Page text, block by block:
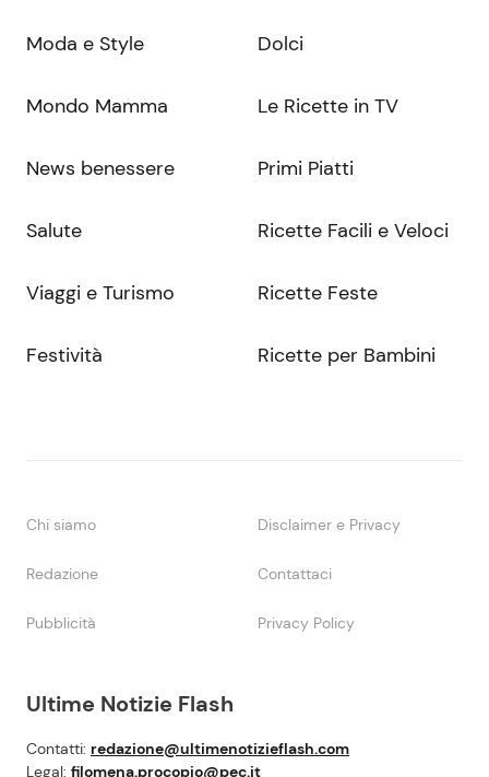
Ultime Notizie Flash
Contatti: redazione@ultimenotizieflash.com
Legal: filomena.procopio@pec.it
Moda e Style
Mondo Mamma
News benessere
Salute
Viaggi e Turismo
Festività
Dolci
Le Ricette in TV
Primi Piatti
Ricette Facili e Veloci
Ricette Feste
Ricette per Bambini
Chi siamo Disclaimer e Privacy
Redazione Contattaci
Pubblicità Privacy Policy